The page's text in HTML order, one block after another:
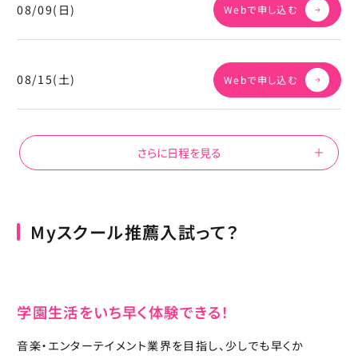
08/09(日) Webで申し込む
08/15(土) Webで申し込む
さらに日程を見る
Myスクール推薦入試って？
学園生活をいち早く体験できる！
音楽・エンターテイメント業界を目指し、少しでも早くか